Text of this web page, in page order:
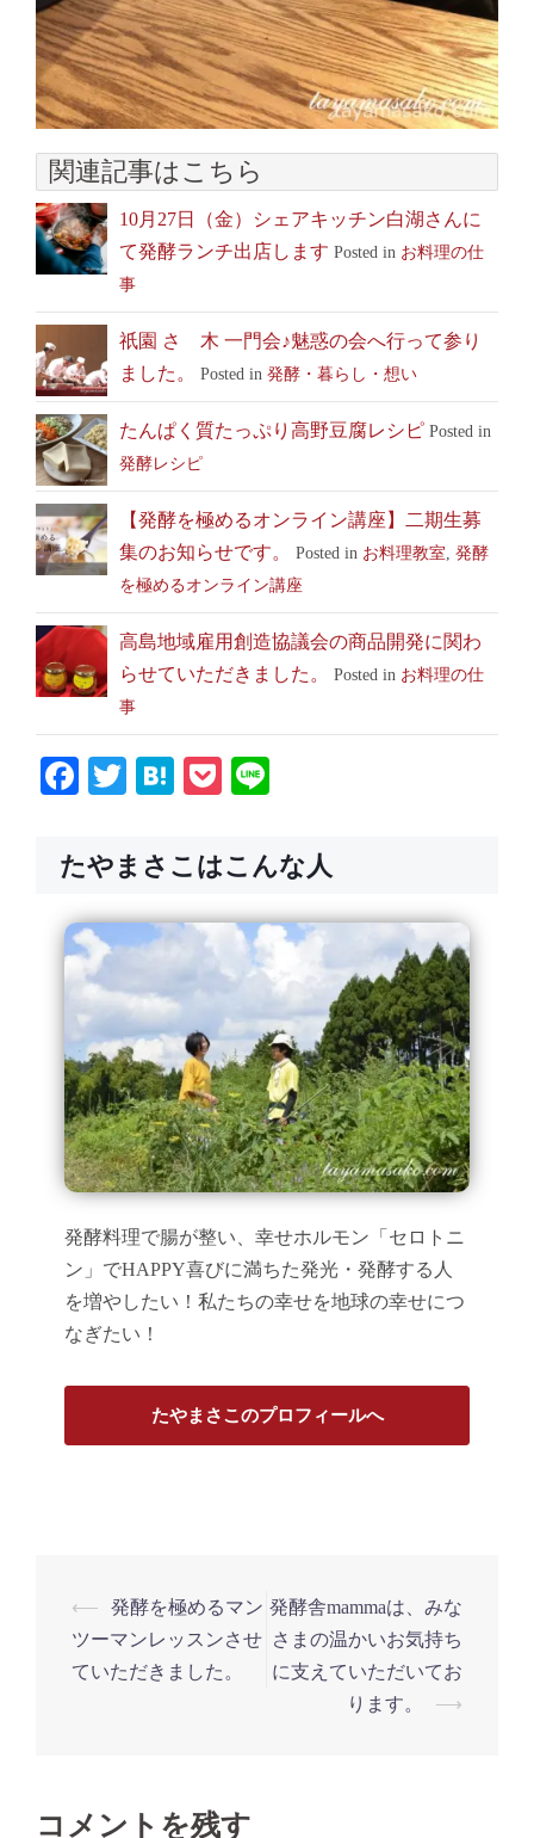
関連記事はこちら
10月27日（金）シェアキッチン白湖さんに
て発酵ランチ出店します Posted in お料理の仕
事
祇園 さゝ木 一門会♪魅惑の会へ行って参り
ました。
Posted in 発酵・暮らし・想い
たんぱく質たっぷり高野豆腐レシピ Posted in
発酵レシピ
【発酵を極めるオンライン講座】二期生募
集のお知らせです。
Posted in お料理教室, 発酵
を極めるオンライン講座
高島地域雇用創造協議会の商品開発に関わ
らせていただきました。
Posted in お料理の仕
事
Facebook
Twitter
HatenaPocket
たやまさこはこんな人
発酵料理で腸が整い、幸せホルモン「セロトニ
ン」でHAPPY喜びに満ちた発光・発酵する人
を増やしたい！私たちの幸せを地球の幸せにつ
なぎたい！
たやまさこのプロフィールへ
投
稿
ナ
シ
⟵
発酵を極めるマン
ツーマンレッスンさせ
ていただきました。
発酵舎mammaは、みな
さまの温かいお気持ち
に支えていただいてお
ります。
⟶
コメントを残す